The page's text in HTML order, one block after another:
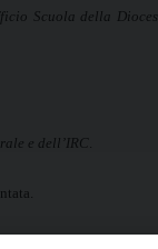
Scuola della
e dell’IRC .